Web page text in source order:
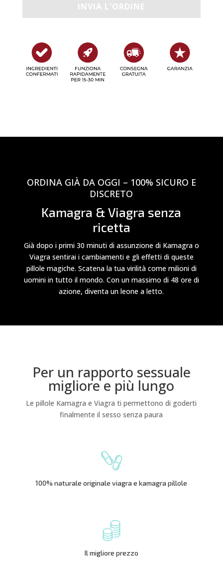
ORDINA GIÀ DA OGGI – 100% SICURO E
DISCRETO
Kamagra & Viagra senza
ricetta
Già dopo i primi 30 minuti di assunzione di Kamagra o
Viagra sentirai i cambiamenti e gli effetti di queste
pillole magiche. Scatena la tua virilità come milioni di
uomini in tutto il mondo. Con un massimo di 48 ore di
azione, diventa un leone a letto.
Per un rapporto sessuale
migliore e più lungo
Le pillole Kamagra e Viagra ti permettono di goderti
finalmente il sesso senza paura
100% naturale originale viagra e kamagra pillole
Il migliore prezzo